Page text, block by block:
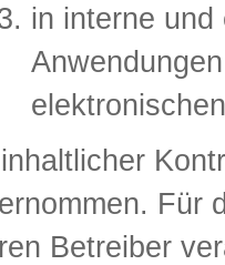
in interne
Für
Betreiber